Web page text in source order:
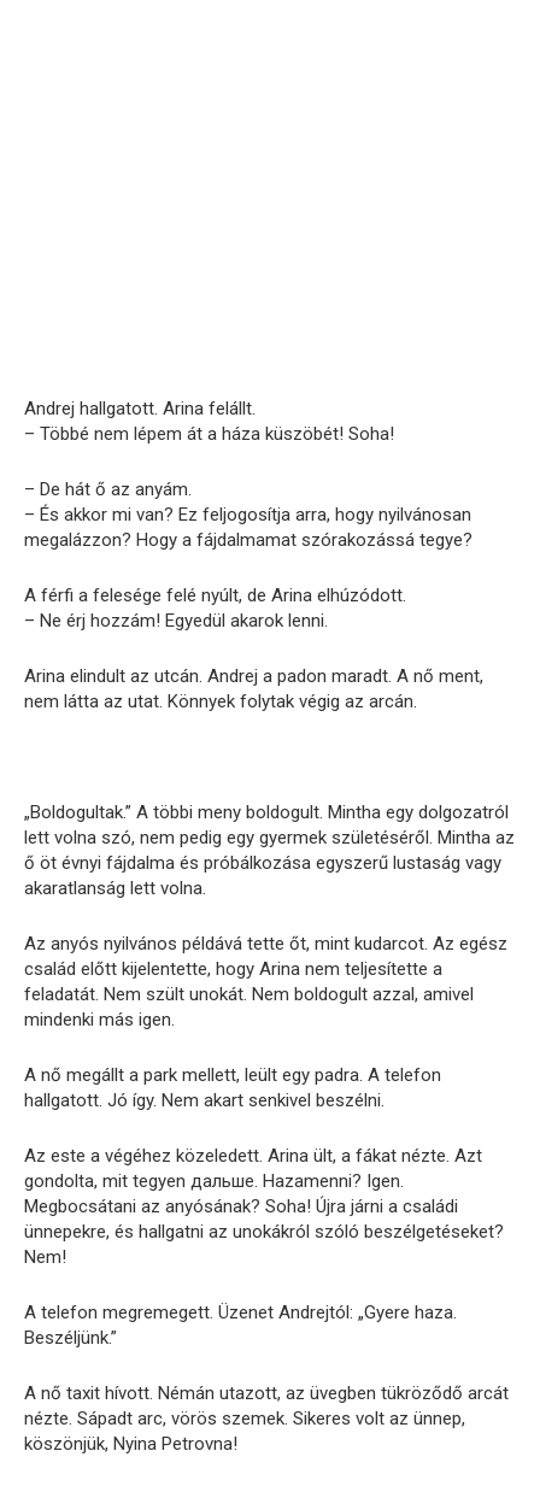
Andrej hallgatott. Arina felállt.
– Többé nem lépem át a háza küszöbét! Soha!
– De hát ő az anyám.
– És akkor mi van? Ez feljogosítja arra, hogy nyilvánosan
megalázzon? Hogy a fájdalmamat szórakozássá tegye?
A férfi a felesége felé nyúlt, de Arina elhúzódott.
– Ne érj hozzám! Egyedül akarok lenni.
Arina elindult az utcán. Andrej a padon maradt. A nő ment,
nem látta az utat. Könnyek folytak végig az arcán.
„Boldogultak.” A többi meny boldogult. Mintha egy dolgozatról
lett volna szó, nem pedig egy gyermek születéséről. Mintha az
ő öt évnyi fájdalma és próbálkozása egyszerű lustaság vagy
akaratlanság lett volna.
Az anyós nyilvános példává tette őt, mint kudarcot. Az egész
család előtt kijelentette, hogy Arina nem teljesítette a
feladatát. Nem szült unokát. Nem boldogult azzal, amivel
mindenki más igen.
A nő megállt a park mellett, leült egy padra. A telefon
hallgatott. Jó így. Nem akart senkivel beszélni.
Az este a végéhez közeledett. Arina ült, a fákat nézte. Azt
gondolta, mit tegyen дальше. Hazamenni? Igen.
Megbocsátani az anyósának? Soha! Újra járni a családi
ünnepekre, és hallgatni az unokákról szóló beszélgetéseket?
Nem!
A telefon megremegett. Üzenet Andrejtól: „Gyere haza.
Beszéljünk.”
A nő taxit hívott. Némán utazott, az üvegben tükröződő arcát
nézte. Sápadt arc, vörös szemek. Sikeres volt az ünnep,
köszönjük, Nyina Petrovna!